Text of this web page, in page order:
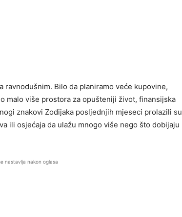
ravnodušnim. Bilo da planiramo veće kupovine,
malo više prostora za opušteniji život, finansijska
znakovi Zodijaka posljednjih mjeseci prolazili su
ili osjećaja da ulažu mnogo više nego što dobijaju
nastavlja nakon oglasa